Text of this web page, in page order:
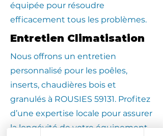
équipée pour résoudre
efficacement tous les problèmes.
Entretien Climatisation
Nous offrons un entretien
personnalisé pour les poêles,
inserts, chaudières bois et
granulés à ROUSIES 59131. Profitez
d’une expertise locale pour assurer
la longévité de votre équipement.